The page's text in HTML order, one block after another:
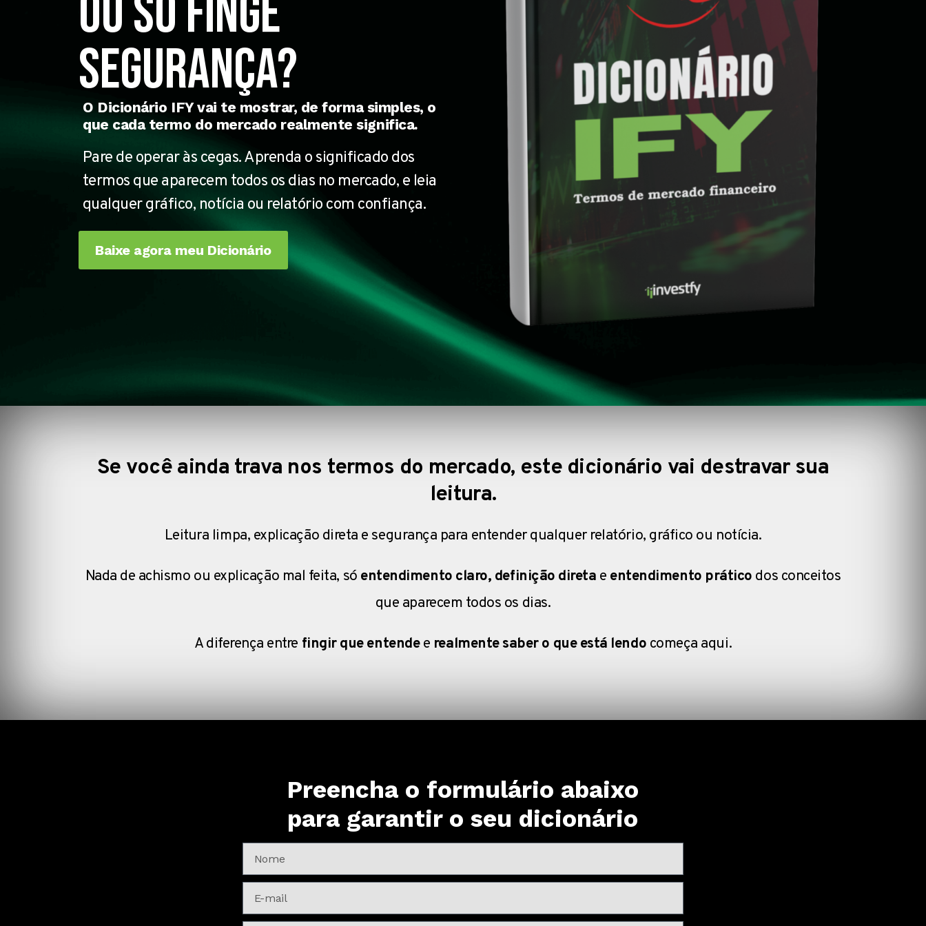
Ou só finge
segurança?
O Dicionário IFY vai te mostrar, de forma simples, o
que cada termo do mercado realmente significa.
Pare de operar às cegas. Aprenda o significado dos
termos que aparecem todos os dias no mercado, e leia
qualquer gráfico, notícia ou relatório com confiança.
Baixe agora meu Dicionário
Se você ainda trava nos termos do mercado, este dicionário vai destravar sua
leitura.
Leitura limpa, explicação direta e segurança para entender qualquer relatório, gráfico ou notícia.
Nada de achismo ou explicação mal feita, só entendimento claro, definição direta e entendimento prático dos conceitos
que aparecem todos os dias.
A diferença entre fingir que entendee realmente saber o que está lendo começa aqui.
Preencha o formulário abaixo
para garantir o seu dicionário